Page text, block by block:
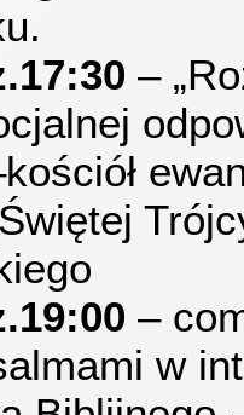
–
–
w